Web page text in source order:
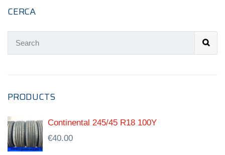
CERCA
PRODUCTS
Continental 245/45 R18 100Y
€40.00